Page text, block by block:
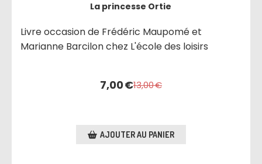
La princesse Ortie
Livre occasion de Frédéric Maupomé et
Marianne Barcilon chez L'école des loisirs
7,00€13,00€
AJOUTER AU PANIER